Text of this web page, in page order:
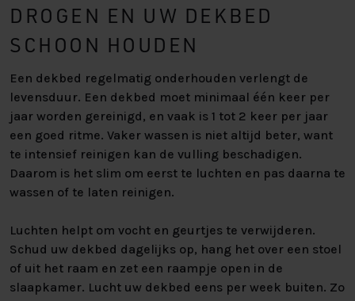
DROGEN EN UW DEKBED
SCHOON HOUDEN
Een dekbed regelmatig onderhouden verlengt de
levensduur. Een dekbed moet minimaal één keer per
jaar worden gereinigd, en vaak is 1 tot 2 keer per jaar
een goed ritme. Vaker wassen is niet altijd beter, want
te intensief reinigen kan de vulling beschadigen.
Daarom is het slim om eerst te luchten en pas daarna te
wassen of te laten reinigen.
Luchten helpt om vocht en geurtjes te verwijderen.
Schud uw dekbed dagelijks op, hang het over een stoel
of uit het raam en zet een raampje open in de
slaapkamer. Lucht uw dekbed eens per week buiten. Zo